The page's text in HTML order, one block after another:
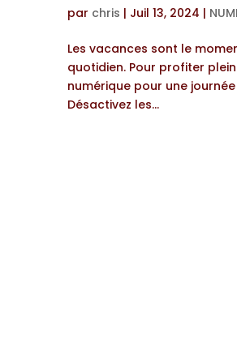
par chris | Juil 13, 2024 |
Les vacances sont le
quotidien. Pour profiter
numérique pour une
Désactivez les...